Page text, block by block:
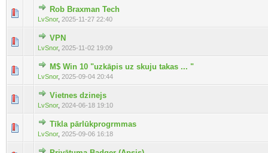
Rob Braxman Tech
LvSnor, 2025-11-27 22:40
VPN
LvSnor, 2025-11-02 19:09
M$ Win 10 "uzkāpis uz skuju takas ... "
LvSnor, 2025-09-04 20:44
Vietnes dzinejs
LvSnor, 2024-06-18 19:10
Tīkla pārlūkprogrmmas
LvSnor, 2025-09-06 16:18